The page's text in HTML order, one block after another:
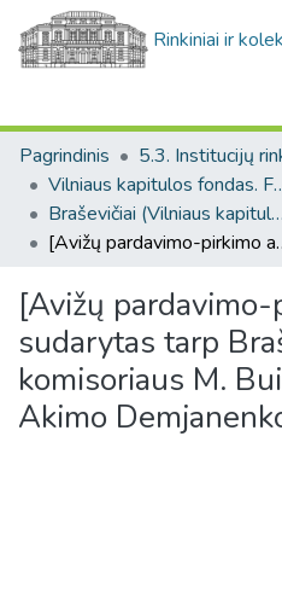
Rinkiniai ir
Pagrindinis
Vilniaus
Braševičiai (Vilniaus kapitulos fondas. F43. Bažnytinės valdos)
[Avižų pardavimo-pirkimo aktas,
[Avižų
sudarytas tarp
komisoriaus M.
Akimo